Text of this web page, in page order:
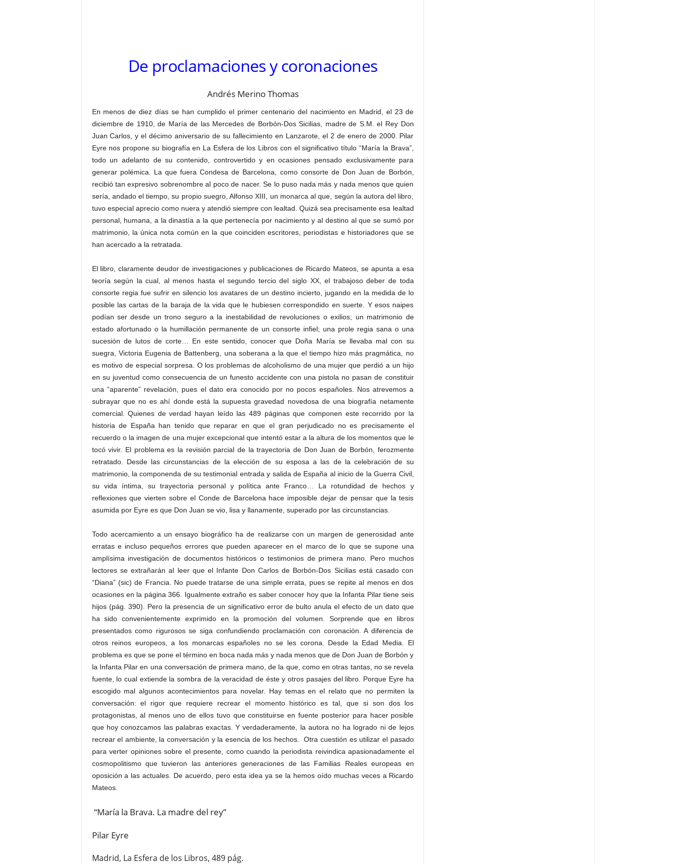
De proclamaciones y coronaciones
Andrés Merino Thomas
En menos de diez días se han cumplido el primer centenario del nacimiento en Madrid, el 23 de
diciembre de 1910, de María de las Mercedes de Borbón-Dos Sicilias, madre de S.M. el Rey Don
Juan Carlos, y el décimo aniversario de su fallecimiento en Lanzarote, el 2 de enero de 2000. Pilar
Eyre nos propone su biografía en La Esfera de los Libros con el significativo título “María la Brava”,
todo un adelanto de su contenido, controvertido y en ocasiones pensado exclusivamente para
generar polémica. La que fuera Condesa de Barcelona, como consorte de Don Juan de Borbón,
recibió tan expresivo sobrenombre al poco de nacer. Se lo puso nada más y nada menos que quien
sería, andado el tiempo, su propio suegro, Alfonso XIII, un monarca al que, según la autora del libro,
tuvo especial aprecio como nuera y atendió siempre con lealtad. Quizá sea precisamente esa lealtad
personal, humana, a la dinastía a la que pertenecía por nacimiento y al destino al que se sumó por
matrimonio, la única nota común en la que coinciden escritores, periodistas e historiadores que se
han acercado a la retratada.
El libro, claramente deudor de investigaciones y publicaciones de Ricardo Mateos, se apunta a esa
teoría según la cual, al menos hasta el segundo tercio del siglo XX, el trabajoso deber de toda
consorte regia fue sufrir en silencio los avatares de un destino incierto, jugando en la medida de lo
posible las cartas de la baraja de la vida que le hubiesen correspondido en suerte. Y esos naipes
podían ser desde un trono seguro a la inestabilidad de revoluciones o exilios; un matrimonio de
estado afortunado o la humillación permanente de un consorte infiel; una prole regia sana o una
sucesión de lutos de corte… En este sentido, conocer que Doña María se llevaba mal con su
suegra, Victoria Eugenia de Battenberg, una soberana a la que el tiempo hizo más pragmática, no
es motivo de especial sorpresa. O los problemas de alcoholismo de una mujer que perdió a un hijo
en su juventud como consecuencia de un funesto accidente con una pistola no pasan de constituir
una “aparente” revelación, pues el dato era conocido por no pocos españoles. Nos atrevemos a
subrayar que no es ahí donde está la supuesta gravedad novedosa de una biografía netamente
comercial. Quienes de verdad hayan leído las 489 páginas que componen este recorrido por la
historia de España han tenido que reparar en que el gran perjudicado no es precisamente el
recuerdo o la imagen de una mujer excepcional que intentó estar a la altura de los momentos que le
tocó vivir. El problema es la revisión parcial de la trayectoria de Don Juan de Borbón, ferozmente
retratado. Desde las circunstancias de la elección de su esposa a las de la celebración de su
matrimonio, la componenda de su testimonial entrada y salida de España al inicio de la Guerra Civil,
su vida íntima, su trayectoria personal y política ante Franco… La rotundidad de hechos y
reflexiones que vierten sobre el Conde de Barcelona hace imposible dejar de pensar que la tesis
asumida por Eyre es que Don Juan se vio, lisa y llanamente, superado por las circunstancias.
Todo acercamiento a un ensayo biográfico ha de realizarse con un margen de generosidad ante
erratas e incluso pequeños errores que pueden aparecer en el marco de lo que se supone una
amplísima investigación de documentos históricos o testimonios de primera mano. Pero muchos
lectores se extrañarán al leer que el Infante Don Carlos de Borbón-Dos Sicilias está casado con
“Diana” (sic) de Francia. No puede tratarse de una simple errata, pues se repite al menos en dos
ocasiones en la página 366. Igualmente extraño es saber conocer hoy que la Infanta Pilar tiene seis
hijos (pág. 390). Pero la presencia de un significativo error de bulto anula el efecto de un dato que
ha sido convenientemente exprimido en la promoción del volumen. Sorprende que en libros
presentados como rigurosos se siga confundiendo proclamación con coronación. A diferencia de
otros reinos europeos, a los monarcas españoles no se les corona. Desde la Edad Media. El
problema es que se pone el término en boca nada más y nada menos que de Don Juan de Borbón y
la Infanta Pilar en una conversación de primera mano, de la que, como en otras tantas, no se revela
fuente, lo cual extiende la sombra de la veracidad de éste y otros pasajes del libro. Porque Eyre ha
escogido mal algunos acontecimientos para novelar. Hay temas en el relato que no permiten la
conversación: el rigor que requiere recrear el momento histórico es tal, que si son dos los
protagonistas, al menos uno de ellos tuvo que constituirse en fuente posterior para hacer posible
que hoy conozcamos las palabras exactas. Y verdaderamente, la autora no ha logrado ni de lejos
recrear el ambiente, la conversación y la esencia de los hechos. Otra cuestión es utilizar el pasado
para verter opiniones sobre el presente, como cuando la periodista reivindica apasionadamente el
cosmopolitismo que tuvieron las anteriores generaciones de las Familias Reales europeas en
oposición a las actuales. De acuerdo, pero esta idea ya se la hemos oído muchas veces a Ricardo
Mateos.
“María la Brava. La madre del rey”
Pilar Eyre
Madrid, La Esfera de los Libros, 489 pág.